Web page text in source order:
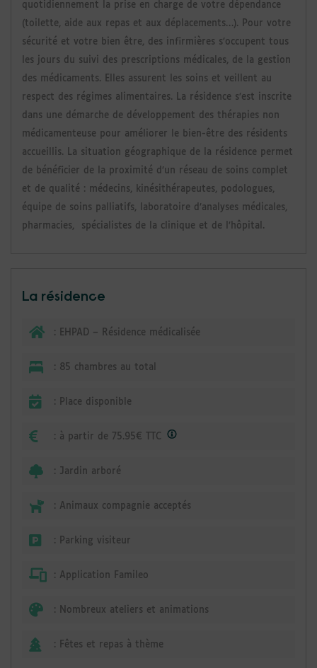
quotidiennement la prise en charge de votre dépendance
(toilette, aide aux repas et aux déplacements…). Pour votre
sécurité et votre bien être, des infirmières s’occupent tous
les jours du suivi des prescriptions médicales, de la gestion
des médicaments. Elles assurent les soins et veillent au
respect des régimes alimentaires. La résidence s’est inscrite
dans une démarche de développement des thérapies non
médicamenteuse pour améliorer le bien-être des résidents
accueillis. La situation géographique de la résidence permet
de bénéficier de la proximité d’un réseau de soins complet
et de qualité : médecins, kinésithérapeutes, podologues,
équipe de soins palliatifs, laboratoire d’analyses médicales,
pharmacies, spécialistes de la clinique et de l’hôpital.
La résidence
: EHPAD – Résidence médicalisée
: 85 chambres au total
: Place disponible
: à partir de 75.95€ TTC
: Jardin arboré
: Animaux compagnie acceptés
: Parking visiteur
: Application Famileo
: Nombreux ateliers et animations
: Fêtes et repas à thème